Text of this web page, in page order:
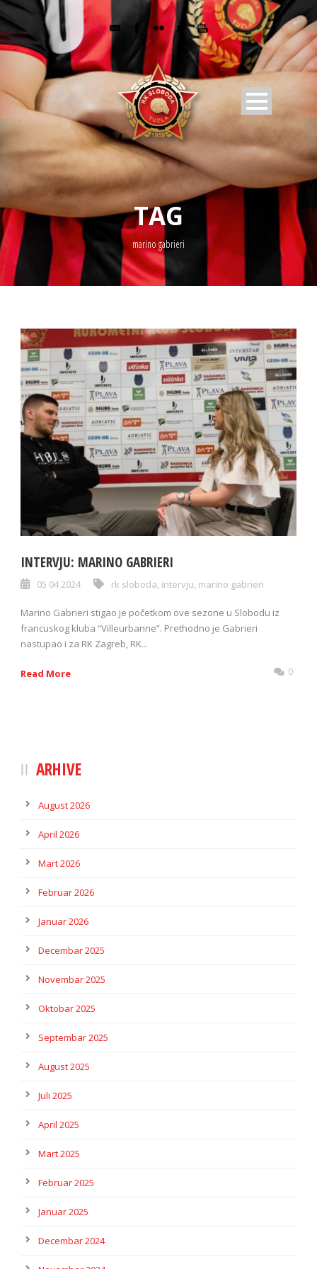
TAG
marino gabrieri
INTERVJU: MARINO GABRIERI
05 04 2024 rk sloboda intervju marino gabrieri
Marino Gabrieri stigao je početkom ove sezone u Slobodu iz
francuskog kluba “Villeurbanne”. Prethodno je Gabrieri
nastupao i za RK Zagreb, RK...
Read More 0
ARHIVE
August 2026
April 2026
Mart 2026
Februar 2026
Januar 2026
Decembar 2025
Novembar 2025
Oktobar 2025
Septembar 2025
August 2025
Juli 2025
April 2025
Mart 2025
Februar 2025
Januar 2025
Decembar 2024